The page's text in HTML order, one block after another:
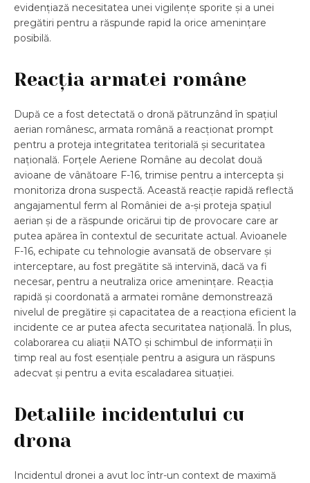
evidențiază necesitatea unei vigilențe sporite și a unei
pregătiri pentru a răspunde rapid la orice amenințare
posibilă.
Reacția armatei române
După ce a fost detectată o dronă pătrunzând în spațiul
aerian românesc, armata română a reacționat prompt
pentru a proteja integritatea teritorială și securitatea
națională. Forțele Aeriene Române au decolat două
avioane de vânătoare F-16, trimise pentru a intercepta și
monitoriza drona suspectă. Această reacție rapidă reflectă
angajamentul ferm al României de a-și proteja spațiul
aerian și de a răspunde oricărui tip de provocare care ar
putea apărea în contextul de securitate actual. Avioanele
F-16, echipate cu tehnologie avansată de observare și
interceptare, au fost pregătite să intervină, dacă va fi
necesar, pentru a neutraliza orice amenințare. Reacția
rapidă și coordonată a armatei române demonstrează
nivelul de pregătire și capacitatea de a reacționa eficient la
incidente ce ar putea afecta securitatea națională. În plus,
colaborarea cu aliații NATO și schimbul de informații în
timp real au fost esențiale pentru a asigura un răspuns
adecvat și pentru a evita escaladarea situației.
Detaliile incidentului cu
drona
Incidentul dronei a avut loc într-un context de maximă